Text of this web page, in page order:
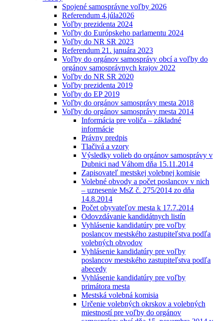
Spojené samosprávne voľby 2026
Referendum 4.júla2026
Voľby prezidenta 2024
Voľby do Európskeho parlamentu 2024
Voľby do NR SR 2023
Referendum 21. januára 2023
Voľby do orgánov samosprávy obcí a voľby do
orgánov samosprávnych krajov 2022
Voľby do NR SR 2020
Voľby prezidenta 2019
Voľby do EP 2019
Voľby do orgánov samosprávy mesta 2018
Voľby do orgánov samosprávy mesta 2014
Informácia pre voliča – základné
informácie
Právny predpis
Tlačivá a vzory
Výsledky volieb do orgánov samosprávy v
Dubnici nad Váhom dňa 15.11.2014
Zapisovateľ mestskej volebnej komisie
Volebné obvody a počet poslancov v nich
– uznesenie MsZ č. 275/2014 zo dňa
14.8.2014
Počet obyvateľov mesta k 17.7.2014
Odovzdávanie kandidátnych listín
Vyhlásenie kandidatúry pre voľby
poslancov mestského zastupiteľstva podľa
volebných obvodov
Vyhlásenie kandidatúry pre voľby
poslancov mestského zastupiteľstva podľa
abecedy
Vyhlásenie kandidatúry pre voľby
primátora mesta
Mestská volebná komisia
Určenie volebných okrskov a volebných
miestností pre voľby do orgánov